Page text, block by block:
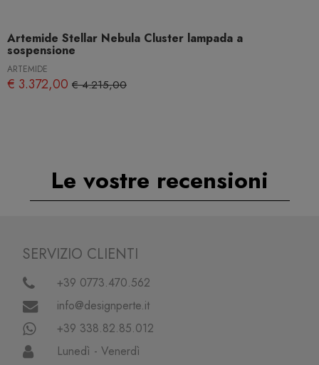
Artemide Stellar Nebula Cluster lampada a
sospensione
ARTEMIDE
€ 3.372,00 € 4.215,00
Le vostre recensioni
SERVIZIO CLIENTI
+39 0773.470.562
info@designperte.it
+39 338.82.85.012
Lunedì - Venerdì